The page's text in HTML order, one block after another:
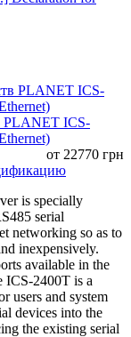
PLANET ICS-
от 22770 грн
is specially
serial
networking so as to
inexpensively.
available in the
ICS-2400T is a
users and system
devices into the
the existing serial